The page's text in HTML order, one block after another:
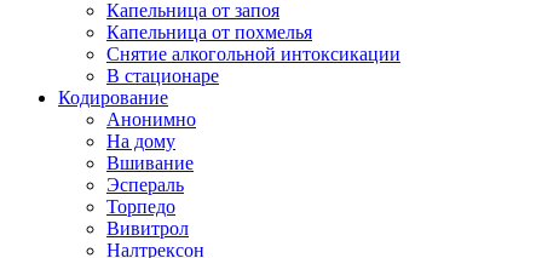
Капельница от запоя
Капельница от похмелья
Снятие алкогольной интоксикации
В стационаре
Кодирование
Анонимно
На дому
Вшивание
Эспераль
Торпедо
Вивитрол
Налтрексон